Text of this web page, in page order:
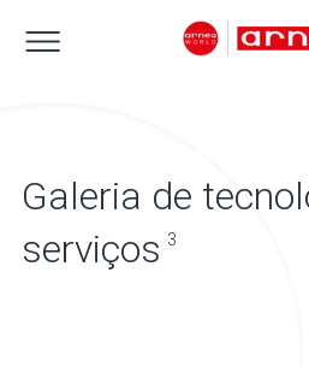
Galeria de
serviços 3